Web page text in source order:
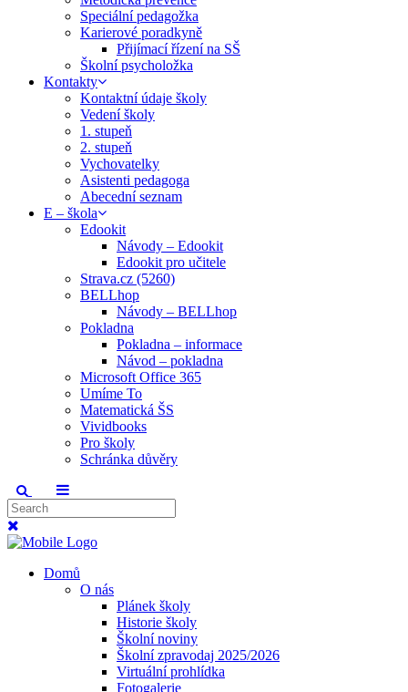
Speciální pedagožka
Karierové poradkyně
Přijímací řízení na SŠ
Školní psycholožka
Kontakty
Kontaktní údaje školy
Vedení školy
1. stupeň
2. stupeň
Vychovatelky
Asistenti pedagoga
Abecední seznam
E – škola
Edookit
Návody – Edookit
Edookit pro učitele
Strava.cz (5260)
BELLhop
Návody – BELLhop
Pokladna
Pokladna – informace
Návod – pokladna
Microsoft Office 365
Umíme To
Matematická ŠS
Vividbooks
Pro školy
Schránka důvěry
Domů
O nás
Plánek školy
Historie školy
Školní noviny
Školní zpravodaj 2025/2026
Virtuální prohlídka
Fotogalerie